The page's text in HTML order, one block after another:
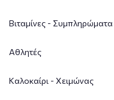
Βιταμίνες - Συμπληρώματα
Αθλητές
Καλοκαίρι - Χειμώνας